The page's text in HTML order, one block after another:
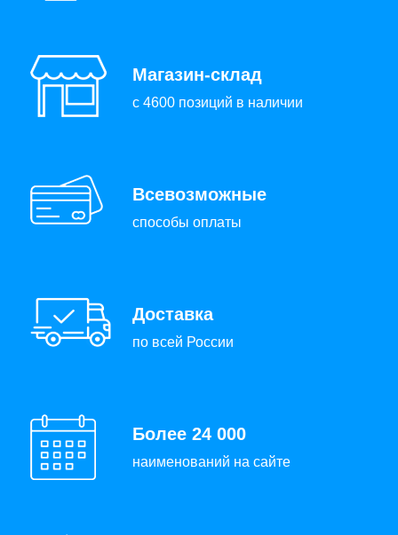
Магазин-склад
с 4600 позиций в наличии
Всевозможные
способы оплаты
Доставка
по всей России
Более 24 000
наименований на сайте